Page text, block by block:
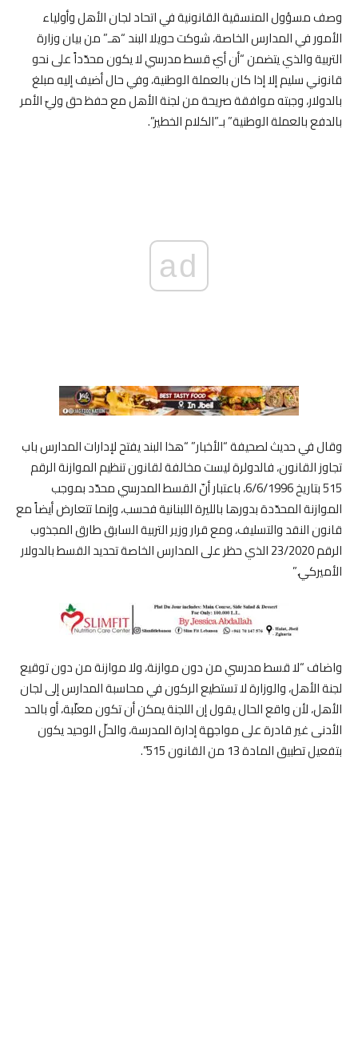
وصف مسؤول المنسقية القانونية في اتحاد لجان الأهل وأولياء
الأمور في المدارس الخاصة، شوكت حويلا البند “هـ” من بيان وزارة
التربية والذي يتضمن “أن أيّ قسط مدرسي لا يكون محدّداً على نحو
قانوني سليم إلا إذا كان بالعملة الوطنية، وفي حال أضيف إليه مبلغ
بالدولار، وجبته موافقة صريحة من لجنة الأهل مع حفظ حق وليّ الأمر
بالدفع بالعملة الوطنية” بـ”الكلام الخطير”.
ad
وقال في حديث لصحيفة “الأخبار” “هذا البند يفتح لإدارات المدارس باب
تجاوز القانون، فالدولرة ليست مخالفة لقانون تنظيم الموازنة الرقم
515 بتاريخ 6/6/1996، باعتبار أنّ القسط المدرسي محدّد بموجب
الموازنة المحدّدة بدورها بالليرة اللبنانية فحسب، وإنما تتعارض أيضاً مع
قانون النقد والتسليف، ومع قرار وزير التربية السابق طارق المجذوب
الرقم 23/2020 الذي حظر على المدارس الخاصة تحديد القسط بالدولار
الأميركي.”
واضاف “لا قسط مدرسي من دون موازنة، ولا موازنة من دون توقيع
لجنة الأهل، والوزارة لا تستطيع الركون في محاسبة المدارس إلى لجان
الأهل، لأن واقع الحال يقول إن اللجنة يمكن أن تكون معلّبة، أو بالحد
الأدنى غير قادرة على مواجهة إدارة المدرسة، والحلّ الوحيد يكون
بتفعيل تطبيق المادة 13 من القانون 515”.